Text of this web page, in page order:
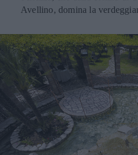
Avellino, domina la
Menu Prezzi Contatti Spazi e
Saba dispone di una sala
accogliere fino a 300
più calde, si può allestire il
l’aperitivo/buffet nei giardini
fontane, gazebi ornamentali e
fa da sfondo al vostro
di Saba ospita un evento al
si avvale di uno staff
coordinamento dell’evento.